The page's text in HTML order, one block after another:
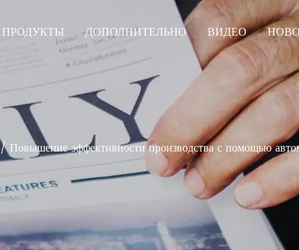
ПРОДУКТЫ ДОПОЛНИТЕЛЬНО ВИДЕО
/Повышение эффективности производства с помощью